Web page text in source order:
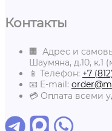
Контакты
🏢 Адрес и
Шаумяна, д.10, к.1
📱 Телефон: +7
📧 E-mail:
💳 Оплата всеми